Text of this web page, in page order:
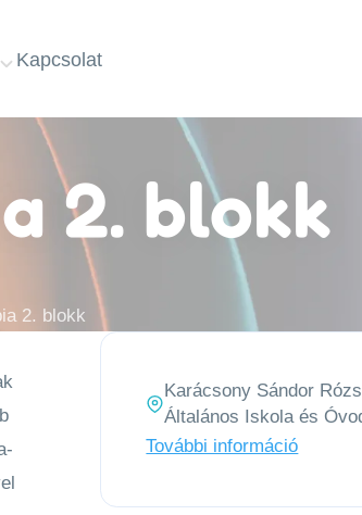
Kapcsolat
2. blokk
2. blokk
Karácsony Sándor
Általános Iskola és
További információ